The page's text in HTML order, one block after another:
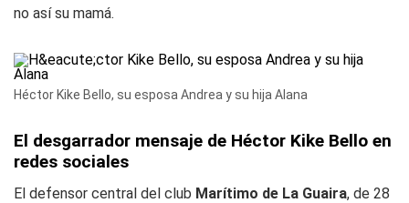
no así su mamá.
Héctor Kike Bello, su esposa Andrea y su hija Alana
El desgarrador mensaje de Héctor Kike Bello en
redes sociales
El defensor central del club Marítimo de La Guaira, de 28